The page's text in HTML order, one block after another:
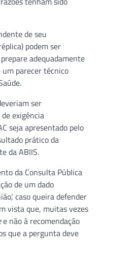
de seu
podem ser
adequadamente
parecer técnico
ser
exigência
seja apresentado pelo
prático da
da ABIIS.
da Consulta Pública
de um dado
caso queira defender
vista que, muitas vezes
e não à recomendação
que a pergunta deve